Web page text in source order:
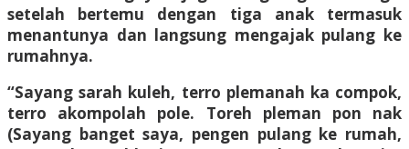
setelah bertemu dengan tiga anak termasuk
menantunya dan langsung mengajak pulang ke
rumahnya.
“Sayang sarah kuleh, terro plemanah ka compok,
terro akompolah pole. Toreh pleman pon nak
(Sayang banget saya, pengen pulang ke rumah,